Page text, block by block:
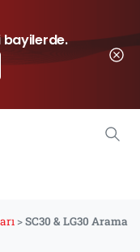
bayilerde.
>SC30 & LG30 Arama